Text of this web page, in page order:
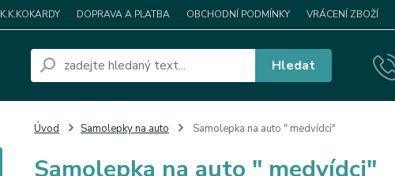
K.K.KOKARDY DOPRAVA A PLATBA OBCHODNÍ PODMÍNKY VRÁCENÍ ZBOŽÍ
Hledat
Úvod Samolepky na auto Samolepka na auto " medvídci"
Samolepka na auto " medvídci"